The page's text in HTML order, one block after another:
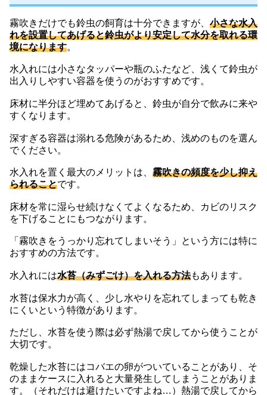
霧吹きだけでも鈴虫の飼育は十分できますが、 小さな水入
れを設置してあげると鈴虫がより安定して水分を取れる環
境になります。
水入れには小さなタッパーや瓶のふたなど、浅くて鈴虫が
出入りしやすい容器を使うのがおすすめです。
床材に半分ほど埋めてあげると、鈴虫が自分で飲みに来や
すくなります。
深すぎる容器は溺れる危険があるため、浅めのものを選ん
でください。
水入れを置く最大のメリットは、 霧吹きの頻度を少し抑え
られることです。
床材を常に湿らせ続けなくてよくなるため、カビのリスク
を下げることにもつながります。
「霧吹きをうっかり忘れてしまいそう」という方には特に
おすすめの方法です。
水入れには水苔（みずごけ）を入れる方法もあります。
水苔は保水力が高く、少し水やりを忘れてしまっても乾き
にくいという特徴があります。
ただし、水苔を使う際は必ず熱湯で戻してから使うことが
大切です。
乾燥した水苔にはコバエの卵がついていることがあり、そ
のままケースに入れると大量発生してしまうことがありま
す。（それだけは避けたいですよね…）熱湯で戻してから